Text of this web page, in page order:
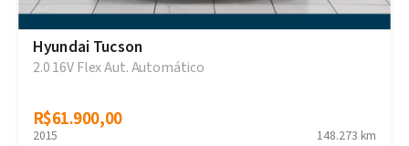
Hyundai Tucson
2.0 16V Flex Aut. Automático
R$61.900,00
R$61.900,00
2015 148.273 km